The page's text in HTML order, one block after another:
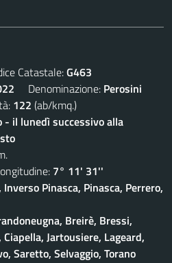
Catastale:G463
Denominazione: Perosini
122 (ab/kmq.)
- il lunedì successivo alla
7° 11' 31''
Pinasca, Pinasca, Perrero,
Breirè, Bressi,
Jartousiere, Lageard,
Saretto, Selvaggio, Torano